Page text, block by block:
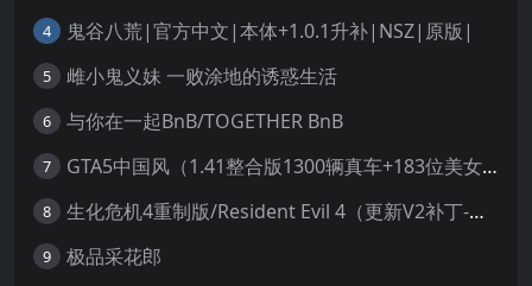
4 鬼谷八荒|官方中文|本体+1.0.1升补|NSZ|原版|
5 雌小鬼义妹 一败涂地的诱惑生活
6 与你在一起BnB/TOGETHER BnB
7 GTA5中国风（1.41整合版1300辆真车+183位美女与英雄+200%存档）
8 生化危机4重制版/Resident Evil 4（更新V2补丁-整合mod合集）
9 极品采花郎